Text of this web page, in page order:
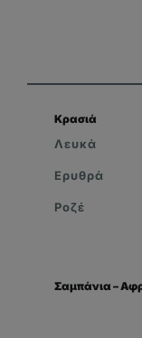
Κρασιά
Λευκά
Ερυθρά
Ροζέ
Σαμπάνια –